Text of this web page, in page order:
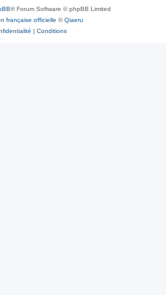
® Forum Software © phpBB Limited
française officielle ©Qiaeru
| Conditions